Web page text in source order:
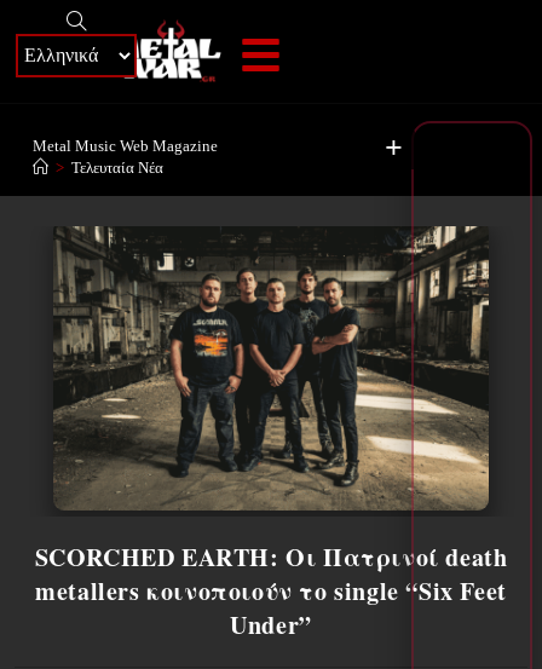
+
Metal Music Web Magazine
> Τελευταία Νέα
SCORCHED EARTH: Οι Πατρινοί death
metallers κοινοποιούν το single “Six Feet
Under”